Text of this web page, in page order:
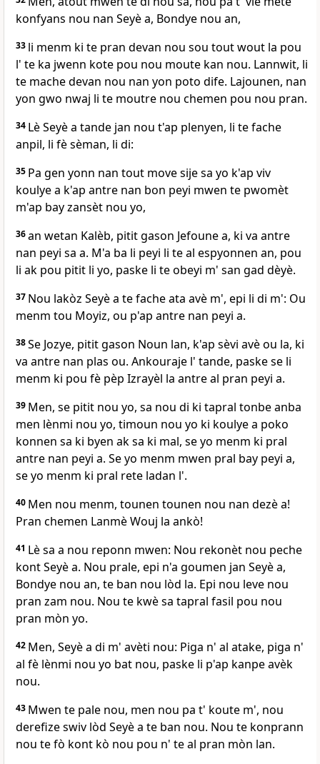
konfyans nou nan Seyè a, Bondye nou an,
33 li menm ki te pran devan nou sou tout wout la pou
l' te ka jwenn kote pou nou moute kan nou. Lannwit, li
te mache devan nou nan yon poto dife. Lajounen, nan
yon gwo nwaj li te moutre nou chemen pou nou pran.
34 Lè Seyè a tande jan nou t'ap plenyen, li te fache
anpil, li fè sèman, li di:
35 Pa gen yonn nan tout move sije sa yo k'ap viv
koulye a k'ap antre nan bon peyi mwen te pwomèt
m'ap bay zansèt nou yo,
36an wetan Kalèb, pitit gason Jefoune a, ki va antre
nan peyi sa a. M'a ba li peyi li te al espyonnen an, pou
li ak pou pitit li yo, paske li te obeyi m' san gad dèyè.
37 Nou lakòz Seyè a te fache ata avè m', epi li di m': Ou
menm tou Moyiz, ou p'ap antre nan peyi a.
38Se Jozye, pitit gason Noun lan, k'ap sèvi avè ou la, ki
va antre nan plas ou. Ankouraje l' tande, paske se li
menm ki pou fè pèp Izrayèl la antre al pran peyi a.
39 Men, se pitit nou yo, sa nou di ki tapral tonbe anba
men lènmi nou yo, timoun nou yo ki koulye a poko
konnen sa ki byen ak sa ki mal, se yo menm ki pral
antre nan peyi a. Se yo menm mwen pral bay peyi a,
se yo menm ki pral rete ladan l'.
40 Men nou menm, tounen tounen nou nan dezè a!
Pran chemen Lanmè Wouj la ankò!
41 Lè sa a nou reponn mwen: Nou rekonèt nou peche
kont Seyè a. Nou prale, epi n'a goumen jan Seyè a,
Bondye nou an, te ban nou lòd la. Epi nou leve nou
pran zam nou. Nou te kwè sa tapral fasil pou nou
pran mòn yo.
42 Men, Seyè a di m' avèti nou: Piga n' al atake, piga n'
al fè lènmi nou yo bat nou, paske li p'ap kanpe avèk
nou.
43 Mwen te pale nou, men nou pa t' koute m', nou
derefize swiv lòd Seyè a te ban nou. Nou te konprann
nou te fò kont kò nou pou n' te al pran mòn lan.